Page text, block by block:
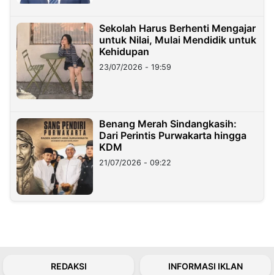
Sekolah Harus Berhenti Mengajar
untuk Nilai, Mulai Mendidik untuk
Kehidupan
23/07/2026 - 19:59
Benang Merah Sindangkasih:
Dari Perintis Purwakarta hingga
KDM
21/07/2026 - 09:22
REDAKSI INFORMASI IKLAN